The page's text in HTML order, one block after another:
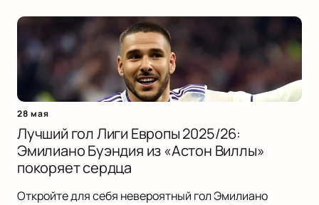
28 мая
Лучший гол Лиги Европы 2025/26:
Эмилиано Буэндия из «Астон Виллы»
покоряет сердца
Откройте для себя невероятный гол Эмилиано